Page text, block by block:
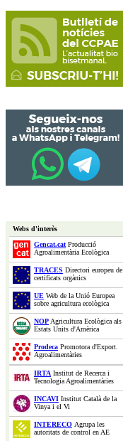
Webs d'interès
Gencat.catProducció
Agroalimentària Ecològica
TRACES Directori europeu de
certificats orgànics
UE Web de la Unió Europea
sobre agricultura ecològica
NOPAgricultura Ecològica als
Estats Units d'Amèrica
Prodeca Promotora d'Export.
Agroalimentàries
IRTA Institut de Recerca i
Tecnologia Agroalimentàries
INCAVI Institut Català de la
Vinya i el Vi
INTERECO Agrupa les
autoritats de control en AE